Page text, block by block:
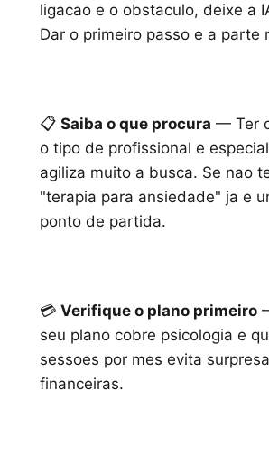
ligacao e o obstaculo, deixe a
Dar o primeiro passo e a parte
📋 Saiba o que procura — Ter
o tipo de profissional e
agiliza muito a busca. Se nao
"terapia para ansiedade" ja e
ponto de partida.
💳 Verifique o plano primeiro
seu plano cobre psicologia e
sessoes por mes evita
financeiras.